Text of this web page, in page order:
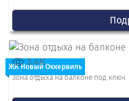
ЖК Новый Оккервиль
3.4K
Зона отдыха на балконе под ключ